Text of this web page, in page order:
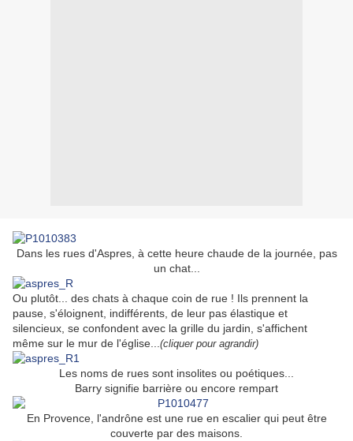
Dans les rues d'Aspres, à cette heure chaude de la journée, pas
un chat...
Ou plutôt... des chats à chaque coin de rue ! Ils prennent la
pause, s'éloignent, indifférents, de leur pas élastique et
silencieux, se confondent avec la grille du jardin, s'affichent
même sur le mur de l'église... (cliquer pour agrandir)
Les noms de rues sont insolites ou poétiques...
Barry signifie barrière ou encore rempart
En Provence, l'andrône est une rue en escalier qui peut être
couverte par des maisons.